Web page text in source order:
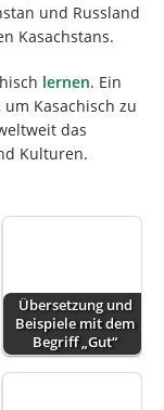
und Russland
Kasachstans.
lernen. Ein
Kasachisch zu
das
Kulturen.
Übersetzung und
Beispiele mit dem
Begriff „Gut“